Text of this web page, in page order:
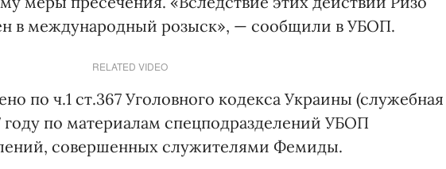
в международный розыск», — сообщили в УБОП.
RELATED VIDEO
по ч.1 ст.367 Уголовного кодекса Украины (служебная
году по материалам спецподразделений УБОП
совершенных служителями Фемиды.